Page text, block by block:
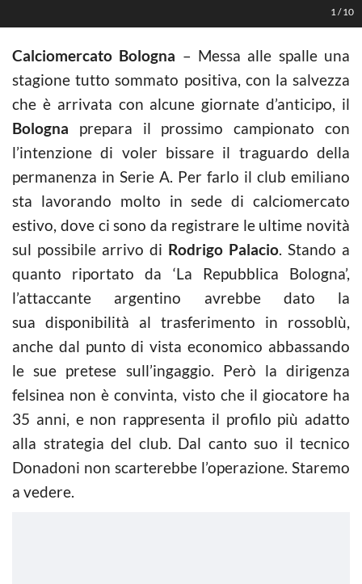
1 /10
Calciomercato Bologna – Messa alle spalle una
stagione tutto sommato positiva, con la salvezza
che è arrivata con alcune giornate d’anticipo, il
Bologna prepara il prossimo campionato con
l’intenzione di voler bissare il traguardo della
permanenza in Serie A. Per farlo il club emiliano
sta lavorando molto in sede di calciomercato
estivo, dove ci sono da registrare le ultime novità
sul possibile arrivo di Rodrigo Palacio. Stando a
quanto riportato da ‘La Repubblica Bologna’,
l’attaccante argentino avrebbe dato la
sua disponibilità al trasferimento in rossoblù,
anche dal punto di vista economico abbassando
le sue pretese sull’ingaggio. Però la dirigenza
felsinea non è convinta, visto che il giocatore ha
35 anni, e non rappresenta il profilo più adatto
alla strategia del club. Dal canto suo il tecnico
Donadoni non scarterebbe l’operazione. Staremo
a vedere.